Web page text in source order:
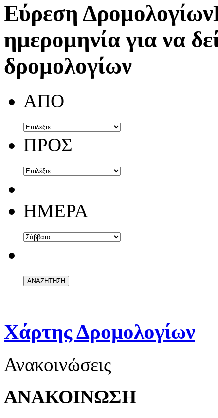
Εύρεση Δρομολογίων
ημερομηνία για να
δρομολογίων
ΑΠΟ
ΠΡΟΣ
ΗΜΕΡΑ
Χάρτης Δρομολογίων
Ανακοινώσεις
ΑΝΑΚΟΙΝΩΣΗ